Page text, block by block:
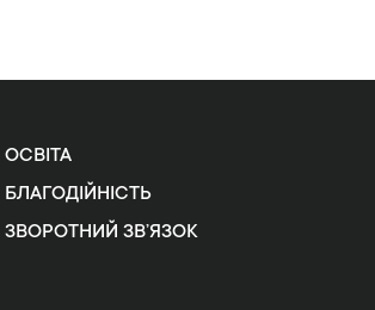
ОСВІТА
БЛАГОДІЙНІСТЬ
ЗВОРОТНИЙ ЗВ’ЯЗОК